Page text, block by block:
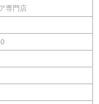
専門店